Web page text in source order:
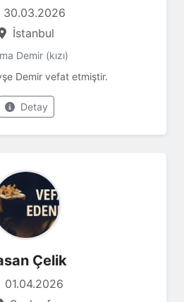
30.03.2026
İstanbul
Demir (kızı)
Demir vefat etmiştir.
Detay
Çelik
01.04.2026